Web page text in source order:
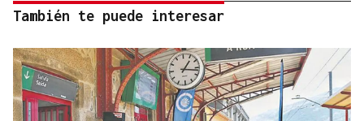
También te puede interesar